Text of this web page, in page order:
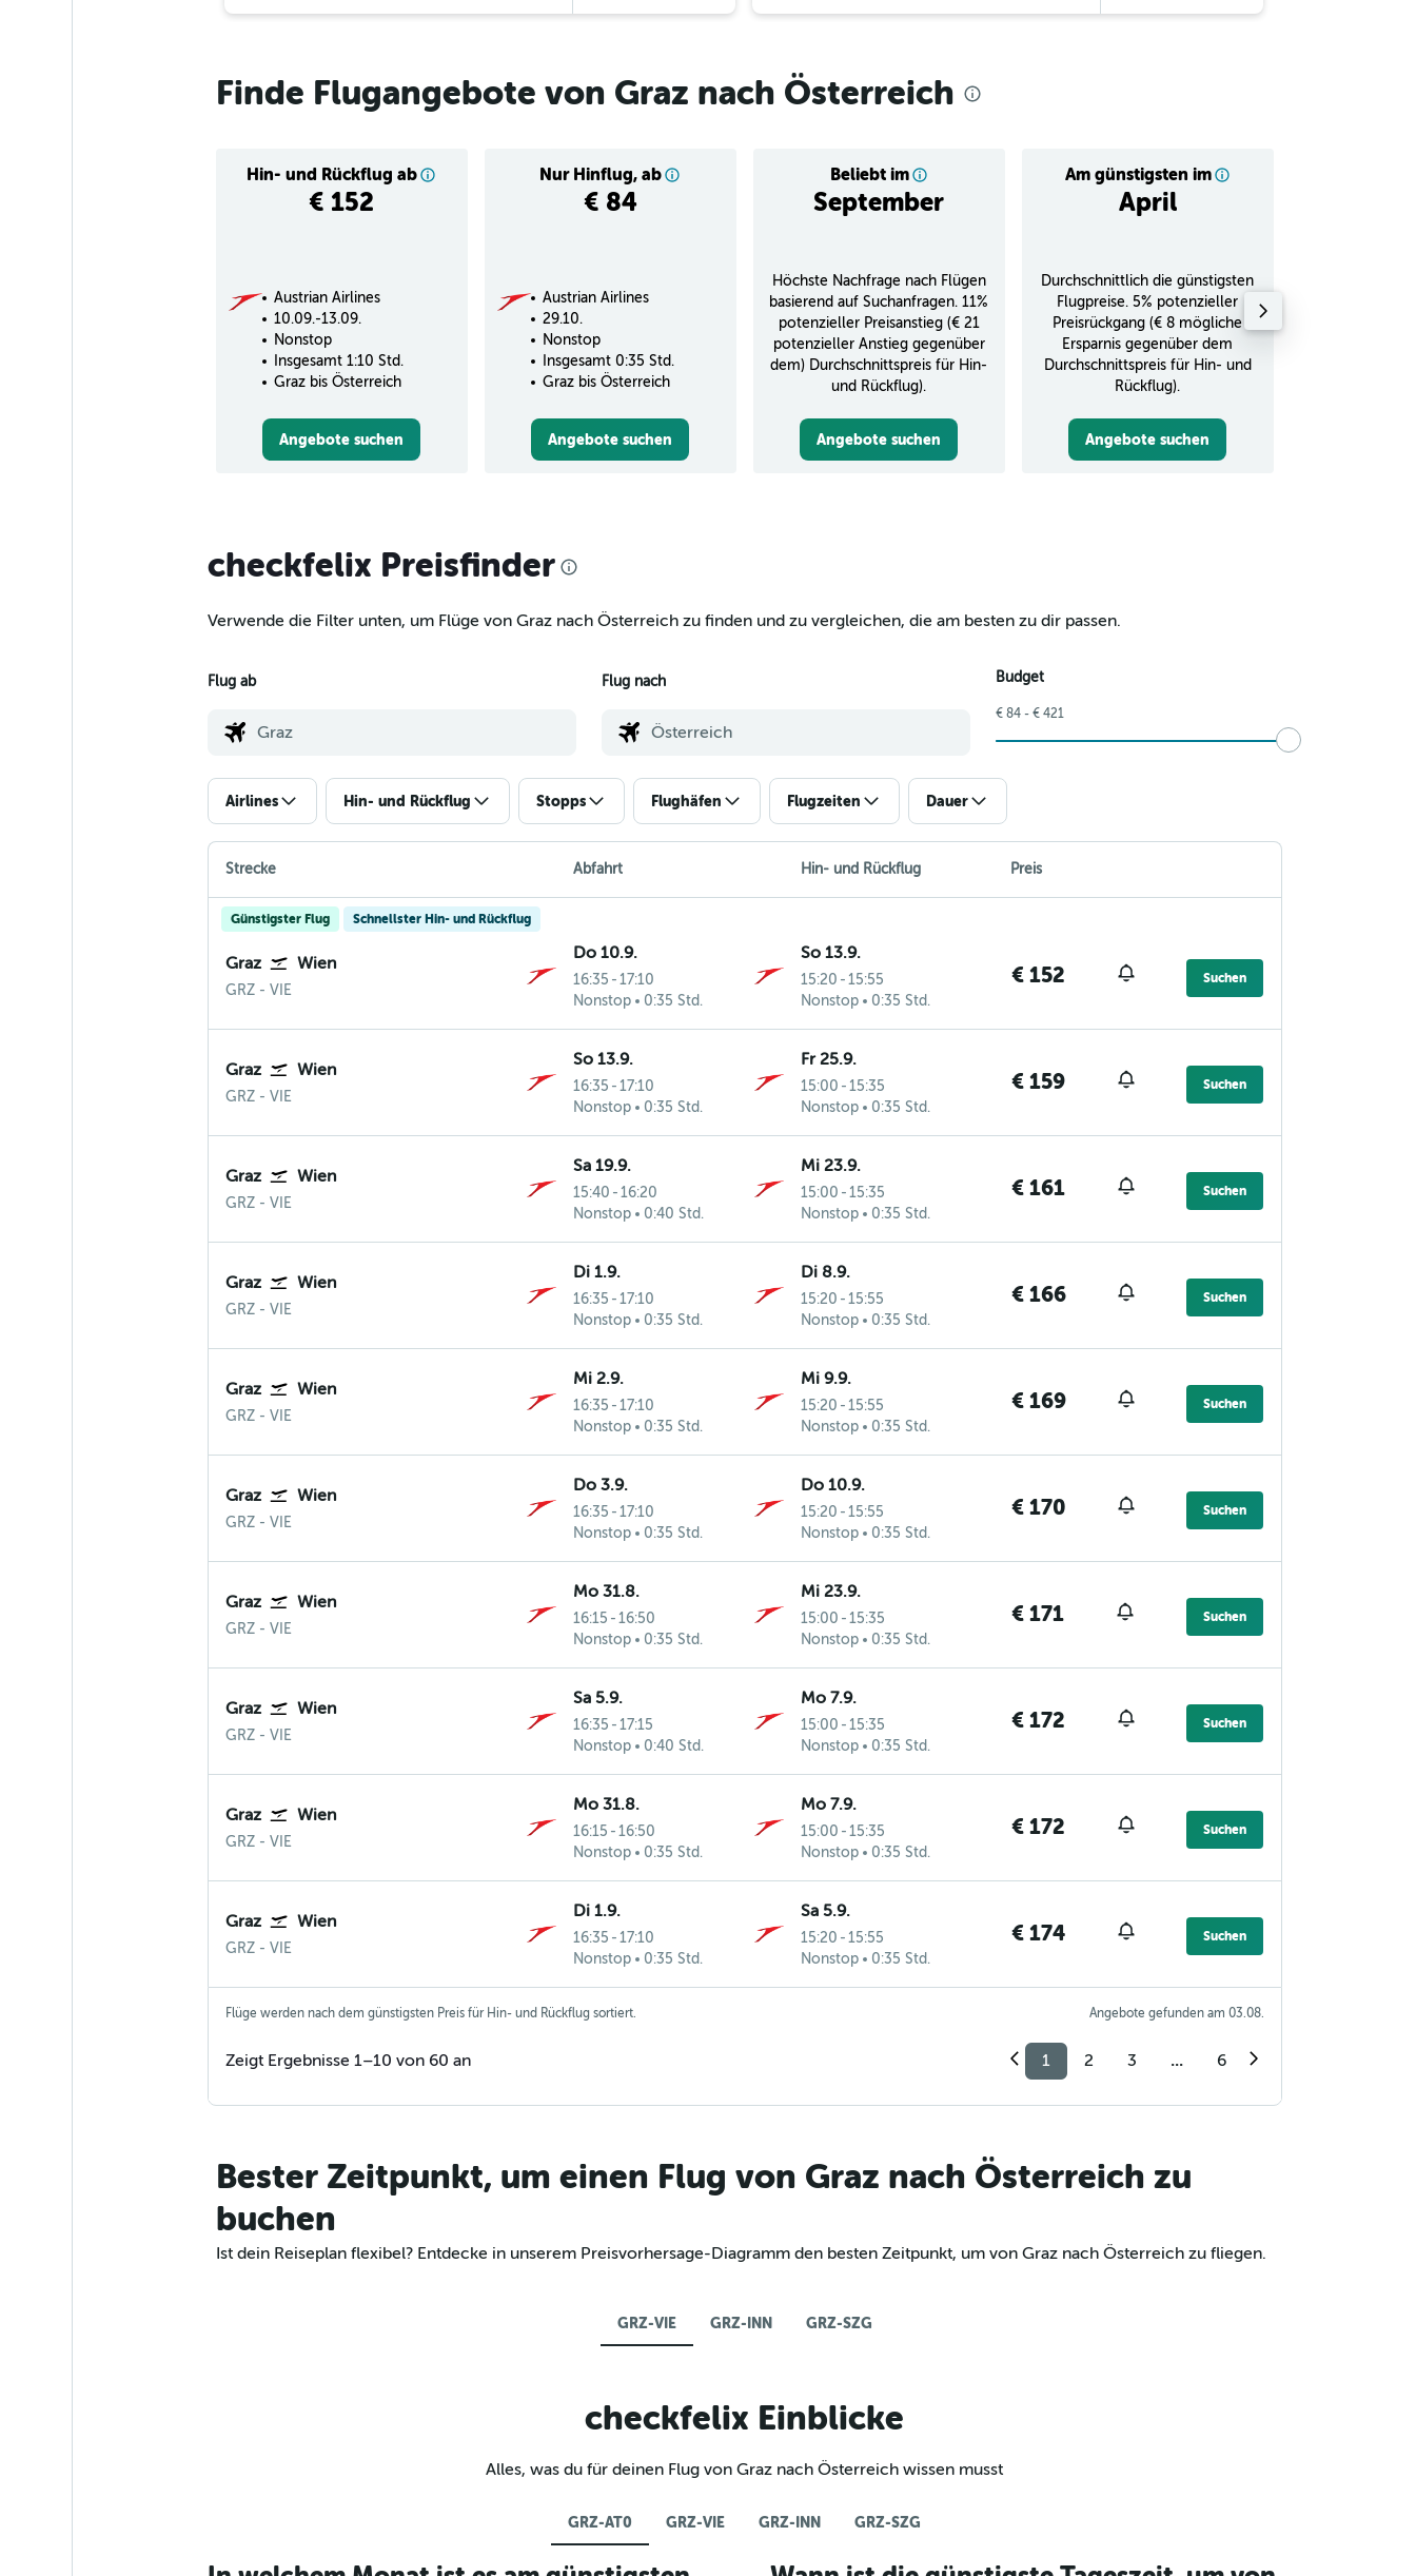
Finde Flugangebote von Graz nach Österreich
Hin- und Rückflug ab
€ 152
Nur Hinflug, ab
€ 84
Beliebt im
September
Am günstigsten im
April
Austrian Airlines
10.09.-13.09.
Nonstop
Insgesamt 1:10 Std.
Graz bis Österreich
Angebote suchen
Austrian Airlines
29.10.
Nonstop
Insgesamt 0:35 Std.
Graz bis Österreich
Angebote suchen
Höchste Nachfrage nach Flügen
basierend auf Suchanfragen. 11%
potenzieller Preisanstieg (€ 21
potenzieller Anstieg gegenüber
dem) Durchschnittspreis für Hin-
und Rückflug).
Angebote suchen
Durchschnittlich die günstigsten
Flugpreise. 5% potenzieller
Preisrückgang (€ 8 mögliche
Ersparnis gegenüber dem
Durchschnittspreis für Hin- und
Rückflug).
Angebote suchen
checkfelix Preisfinder
Verwende die Filter unten, um Flüge von Graz nach Österreich zu finden und zu vergleichen, die am besten zu dir passen.
Flug ab Flug nach Budget
€ 84 - € 421
Airlines Hin- und Rückflug Stopps Flughäfen Flugzeiten Dauer
Strecke Abfahrt Hin- und Rückflug Preis
Günstigster Flug Schnellster Hin- und Rückflug
Graz Wien
GRZ Graz
- VIE
Do 10.9.
16:35 - 17:10
Nonstop
0:35 Std.
So 13.9.
15:20 - 15:55
Nonstop
0:35 Std.
€ 152 Suchen
Graz Wien
GRZ Graz
- VIE
So 13.9.
16:35 - 17:10
Nonstop
0:35 Std.
Fr 25.9.
15:00 - 15:35
Nonstop
0:35 Std.
€ 159 Suchen
Graz Wien
GRZ Graz
- VIE
Sa 19.9.
15:40 - 16:20
Nonstop
0:40 Std.
Mi 23.9.
15:00 - 15:35
Nonstop
0:35 Std.
€ 161 Suchen
Graz Wien
GRZ Graz
- VIE
Di 1.9.
16:35 - 17:10
Nonstop
0:35 Std.
Di 8.9.
15:20 - 15:55
Nonstop
0:35 Std.
€ 166 Suchen
Graz Wien
GRZ Graz
- VIE
Mi 2.9.
16:35 - 17:10
Nonstop
0:35 Std.
Mi 9.9.
15:20 - 15:55
Nonstop
0:35 Std.
€ 169 Suchen
Graz Wien
GRZ Graz
- VIE
Do 3.9.
16:35 - 17:10
Nonstop
0:35 Std.
Do 10.9.
15:20 - 15:55
Nonstop
0:35 Std.
€ 170 Suchen
Graz Wien
GRZ Graz
- VIE
Mo 31.8.
16:15 - 16:50
Nonstop
0:35 Std.
Mi 23.9.
15:00 - 15:35
Nonstop
0:35 Std.
€ 171 Suchen
Graz Wien
GRZ Graz
- VIE
Sa 5.9.
16:35 - 17:15
Nonstop
0:40 Std.
Mo 7.9.
15:00 - 15:35
Nonstop
0:35 Std.
€ 172 Suchen
Graz Wien
GRZ Graz
- VIE
Mo 31.8.
16:15 - 16:50
Nonstop
0:35 Std.
Mo 7.9.
15:00 - 15:35
Nonstop
0:35 Std.
€ 172 Suchen
Graz Wien
GRZ Graz
- VIE
Di 1.9.
16:35 - 17:10
Nonstop
0:35 Std.
Sa 5.9.
15:20 - 15:55
Nonstop
0:35 Std.
€ 174 Suchen
Flüge werden nach dem günstigsten Preis für Hin- und Rückflug sortiert. Angebote gefunden am 03.08.
Zeigt Ergebnisse 1–10 von 60 an 1 2 3 ... 6
Bester Zeitpunkt, um einen Flug von Graz nach Österreich zu
buchen
Ist dein Reiseplan flexibel? Entdecke in unserem Preisvorhersage-Diagramm den besten Zeitpunkt, um von Graz nach Österreich zu fliegen.
GRZ-VIE GRZ-INN GRZ-SZG
checkfelix Einblicke
Alles, was du für deinen Flug von Graz nach Österreich wissen musst
GRZ-AT0 GRZ-VIE GRZ-INN GRZ-SZG